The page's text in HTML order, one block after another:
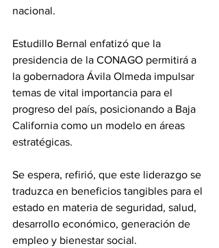
nacional.
Estudillo Bernal enfatizó que la
presidencia de la CONAGO permitirá a
la gobernadora Ávila Olmeda impulsar
temas de vital importancia para el
progreso del país, posicionando a Baja
California como un modelo en áreas
estratégicas.
Se espera, refirió, que este liderazgo se
traduzca en beneficios tangibles para el
estado en materia de seguridad, salud,
desarrollo económico, generación de
empleo y bienestar social.